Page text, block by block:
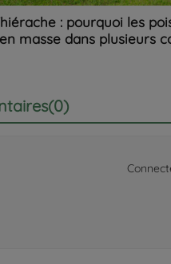
: pourquoi les
masse dans plusieurs